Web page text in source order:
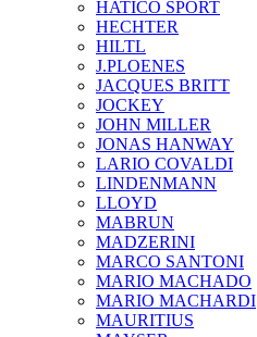
HATICO SPORT
HECHTER
HILTL
J.PLOENES
JAСQUES BRITT
JOCKEY
JOHN MILLER
JONAS HANWAY
LARIO COVALDI
LINDENMANN
LLOYD
MABRUN
MADZERINI
MARCO SANTONI
MARIO MACHADO
MARIO MACHARDI
MAURITIUS